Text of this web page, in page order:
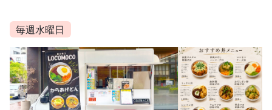
毎週水曜日